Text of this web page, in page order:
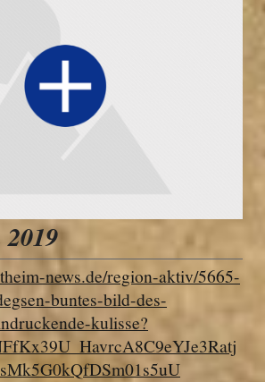
news.de/region-aktiv/5665-
buntes-bild-des-
kulisse?